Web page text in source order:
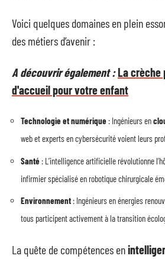
Voici quelques domaines en plein
des métiers d’avenir :
A découvrir également :La crèche
d'accueil pour votre enfant
Technologie et numérique : Ingénieurs en
web et experts en cybersécurité voient leurs
Santé : L’intelligence artificielle révolutionne
infirmier spécialisé en robotique chirurgicale
Environnement : Ingénieurs en énergies
tous participent activement à la transition
La quête de compétences en